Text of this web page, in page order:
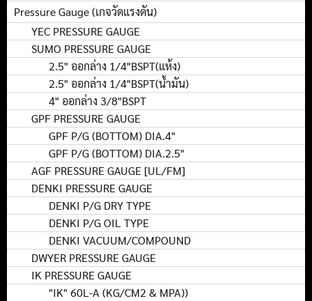
Pressure Gauge (เกจวัดแรงดัน)
YEC PRESSURE GAUGE
SUMO PRESSURE GAUGE
2.5" ออกล่าง 1/4"BSPT(แห้ง)
2.5" ออกล่าง 1/4"BSPT(น้ำมัน)
4" ออกล่าง 3/8"BSPT
GPF PRESSURE GAUGE
GPF P/G (BOTTOM) DIA.4"
GPF P/G (BOTTOM) DIA.2.5"
AGF PRESSURE GAUGE [UL/FM]
DENKI PRESSURE GAUGE
DENKI P/G DRY TYPE
DENKI P/G OIL TYPE
DENKI VACUUM/COMPOUND
DWYER PRESSURE GAUGE
IK PRESSURE GAUGE
"IK" 60L-A (KG/CM2 & MPA))